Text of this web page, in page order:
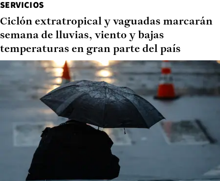
SERVICIOS
Ciclón extratropical y vaguadas marcarán
semana de lluvias, viento y bajas
temperaturas en gran parte del país